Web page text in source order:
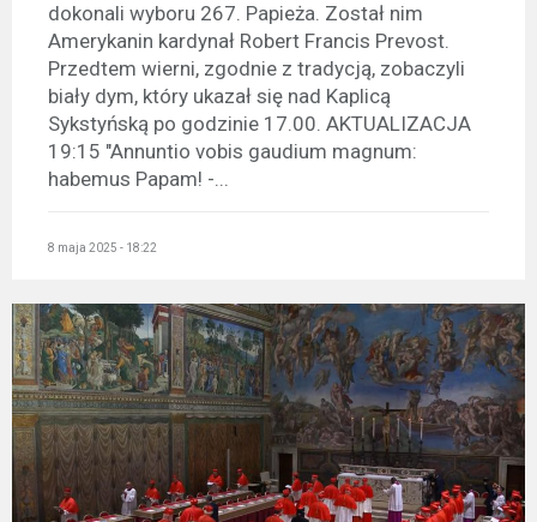
dokonali wyboru 267. Papieża. Został nim
Amerykanin kardynał Robert Francis Prevost.
Przedtem wierni, zgodnie z tradycją, zobaczyli
biały dym, który ukazał się nad Kaplicą
Sykstyńską po godzinie 17.00. AKTUALIZACJA
19:15 "Annuntio vobis gaudium magnum:
habemus Papam! -...
8 maja 2025 - 18:22